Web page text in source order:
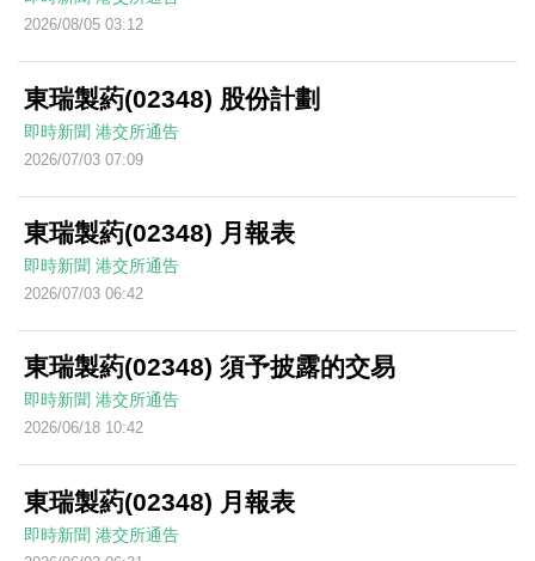
2026/08/05 03:12
東瑞製葯(02348) 股份計劃
即時新聞 港交所通告
2026/07/03 07:09
東瑞製葯(02348) 月報表
即時新聞 港交所通告
2026/07/03 06:42
東瑞製葯(02348) 須予披露的交易
即時新聞 港交所通告
2026/06/18 10:42
東瑞製葯(02348) 月報表
即時新聞 港交所通告